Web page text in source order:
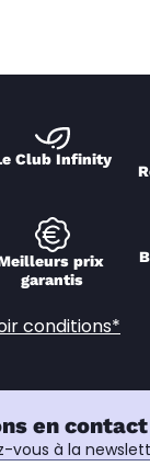
Club Infinity
prix
garantis
conditions*
en
vous à la